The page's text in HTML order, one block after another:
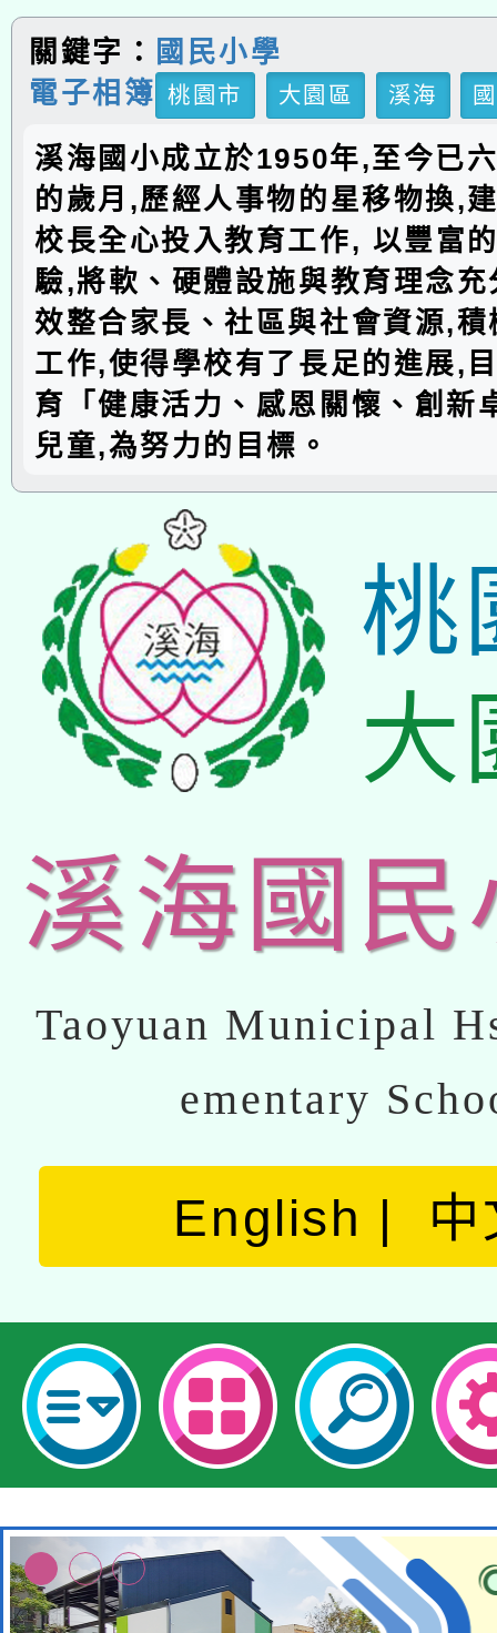
關鍵字：
國民小學
電子相簿 桃園市 大園區 溪海
溪海國小成立於1950年,至今已
的歲月,歷經人事物的星移物換,
校長全心投入教育工作, 以豐富
驗,將軟、硬體設施與教育理念
效整合家長、社區與社會資源,
工作,使得學校有了長足的進展,
育「健康活力、感恩關懷、創新
兒童,為努力的目標。
桃
大
溪海國民
Taoyuan Municipal
ementary
English 中